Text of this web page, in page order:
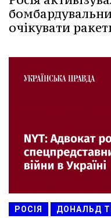
очікувати
РОСІЯ ДОНАЛЬД